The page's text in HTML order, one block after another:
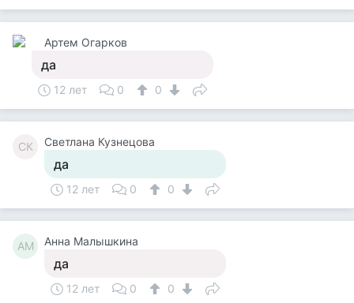
Артем Огарков
да
12 лет 0 0
СК Светлана Кузнецова
да
12 лет 0 0
АМ Анна Малышкина
да
12 лет 0 0